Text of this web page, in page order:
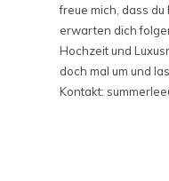
freue mich, dass
erwarten dich
Hochzeit und
doch mal um und
Kontakt: